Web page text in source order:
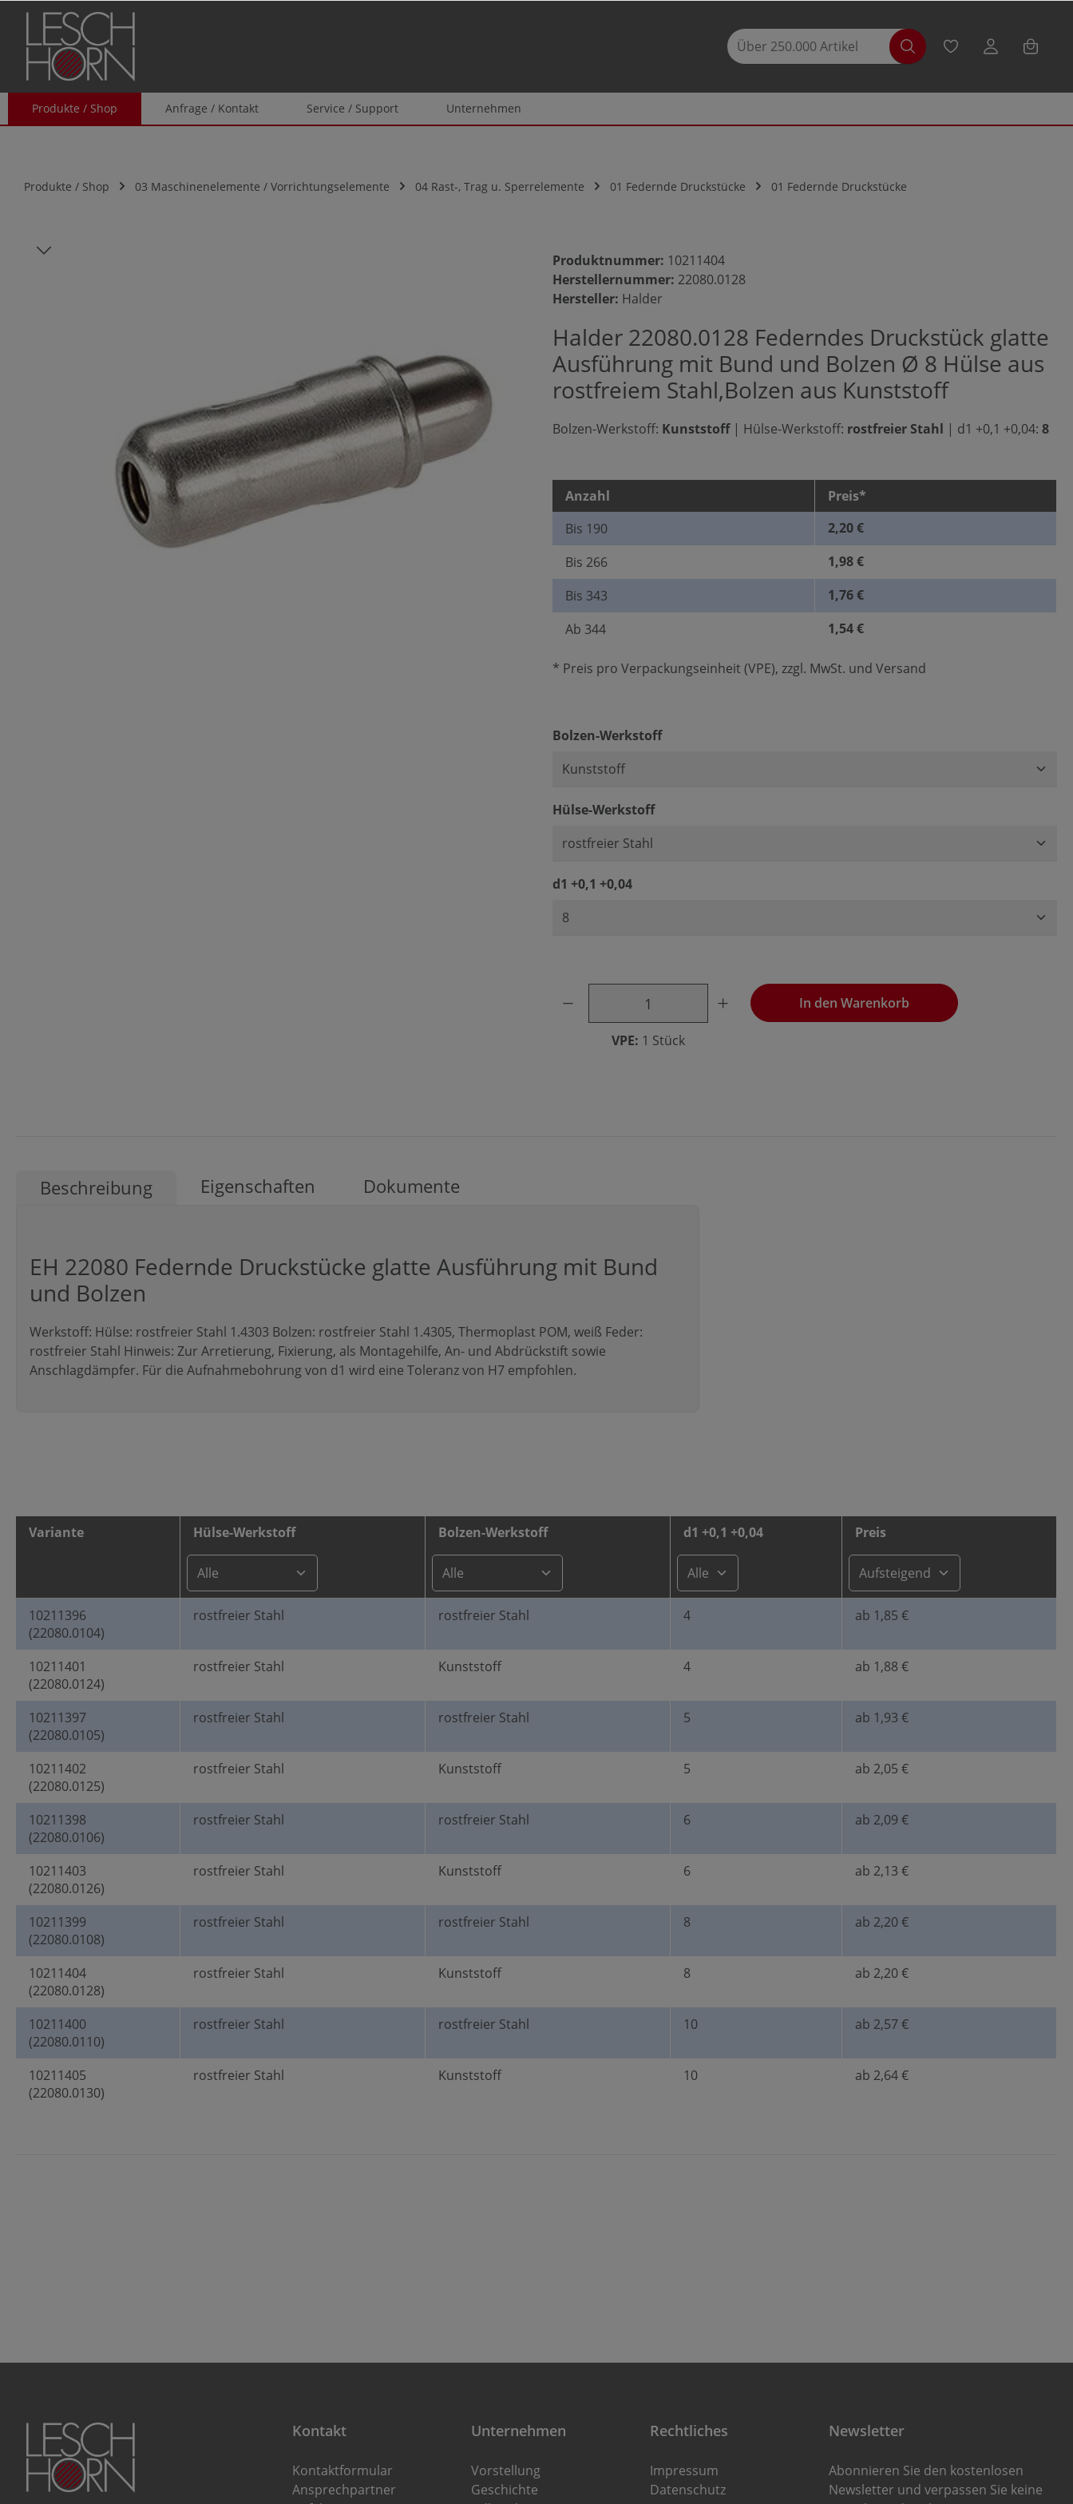
Zur Hauptnavigation springen
Produkte / Shop Anfrage / Kontakt Service / Support Unternehmen
Produkte / Shop 03 Maschinenelemente / Vorrichtungselemente 04 Rast-, Trag u. Sperrelemente 01 Federnde Druckstücke 01 Federnde Druckstücke
Bildergalerie überspringen Produktnummer: 10211404
Herstellernummer: 22080.0128
Hersteller: Halder
Halder 22080.0128 Federndes Druckstück glatte
Ausführung mit Bund und Bolzen Ø 8 Hülse aus
rostfreiem Stahl,Bolzen aus Kunststoff
Bolzen-Werkstoff: Kunststoff | Hülse-Werkstoff: rostfreier Stahl | d1 +0,1 +0,04: 8
Anzahl
Preis*
Bis 190
2,20 €
Bis 266
1,98 €
Bis 343
1,76 €
Ab 344 1,54 €
* Preis pro Verpackungseinheit (VPE), zzgl. MwSt. und Versand
Bolzen-Werkstoffauswählen
Hülse-Werkstoffauswählen
d1 +0,1 +0,04auswählen
Produkt Anzahl: Gib den gewünschten Wert ein oder benutze die Schaltflächen, um
VPE: 1 Stück
In den Warenkorb
Beschreibung Eigenschaften Dokumente
EH 22080 Federnde Druckstücke glatte Ausführung mit Bund
und Bolzen
Werkstoff: Hülse: rostfreier Stahl 1.4303 Bolzen: rostfreier Stahl 1.4305, Thermoplast POM, weiß Feder:
rostfreier Stahl Hinweis: Zur Arretierung, Fixierung, als Montagehilfe, An- und Abdrückstift sowie
Anschlagdämpfer. Für die Aufnahmebohrung von d1 wird eine Toleranz von H7 empfohlen.
Variante Hülse-Werkstoff Bolzen-Werkstoff d1 +0,1 +0,04 Preis
10211396
(22080.0104)
rostfreier Stahl rostfreier Stahl 4 ab 1,85 €
10211401
(22080.0124)
rostfreier Stahl Kunststoff 4 ab 1,88 €
10211397
(22080.0105)
rostfreier Stahl rostfreier Stahl 5 ab 1,93 €
10211402
(22080.0125)
rostfreier Stahl Kunststoff 5 ab 2,05 €
10211398
(22080.0106)
rostfreier Stahl rostfreier Stahl 6 ab 2,09 €
10211403
(22080.0126)
rostfreier Stahl Kunststoff 6 ab 2,13 €
10211399
(22080.0108)
rostfreier Stahl rostfreier Stahl 8 ab 2,20 €
10211404
(22080.0128)
rostfreier Stahl Kunststoff 8 ab 2,20 €
10211400
(22080.0110)
rostfreier Stahl rostfreier Stahl 10 ab 2,57 €
10211405
(22080.0130)
rostfreier Stahl Kunststoff 10 ab 2,64 €
Kontakt
Kontaktformular
Ansprechpartner
Unternehmen
Vorstellung
Geschichte
Rechtliches
Impressum
Datenschutz
Newsletter
Abonnieren Sie den kostenlosen
Newsletter und verpassen Sie keine